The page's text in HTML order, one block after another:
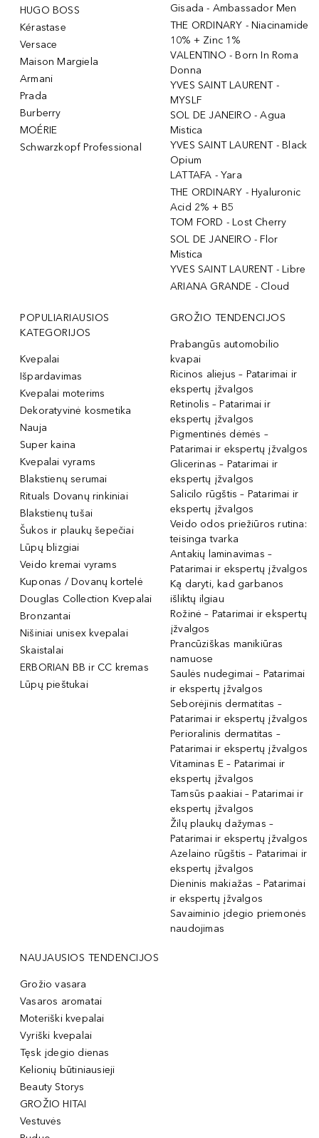
HUGO BOSS
Kérastase
Versace
Maison Margiela
Armani
Prada
Burberry
MOÉRIE
Schwarzkopf Professional
Gisada - Ambassador Men
THE ORDINARY - Niacinamide
10% + Zinc 1%
VALENTINO - Born In Roma
Donna
YVES SAINT LAURENT -
MYSLF
SOL DE JANEIRO - Agua
Mistica
YVES SAINT LAURENT - Black
Opium
LATTAFA - Yara
THE ORDINARY - Hyaluronic
Acid 2% + B5
TOM FORD - Lost Cherry
SOL DE JANEIRO - Flor
Mistica
YVES SAINT LAURENT - Libre
ARIANA GRANDE - Cloud
POPULIARIAUSIOS
KATEGORIJOS
Kvepalai
Išpardavimas
Kvepalai moterims
Dekoratyvinė kosmetika
Nauja
Super kaina
Kvepalai vyrams
Blakstienų serumai
Rituals Dovanų rinkiniai
Blakstienų tušai
Šukos ir plaukų šepečiai
Lūpų blizgiai
Veido kremai vyrams
Kuponas / Dovanų kortelė
Douglas Collection Kvepalai
Bronzantai
Nišiniai unisex kvepalai
Skaistalai
ERBORIAN BB ir CC kremas
Lūpų pieštukai
GROŽIO TENDENCIJOS
Prabangūs automobilio
kvapai
Ricinos aliejus – Patarimai ir
ekspertų įžvalgos
Retinolis – Patarimai ir
ekspertų įžvalgos
Pigmentinės dėmės –
Patarimai ir ekspertų įžvalgos
Glicerinas – Patarimai ir
ekspertų įžvalgos
Salicilo rūgštis – Patarimai ir
ekspertų įžvalgos
Veido odos priežiūros rutina:
teisinga tvarka
Antakių laminavimas –
Patarimai ir ekspertų įžvalgos
Ką daryti, kad garbanos
išliktų ilgiau
Rožinė – Patarimai ir ekspertų
įžvalgos
Prancūziškas manikiūras
namuose
Saulės nudegimai – Patarimai
ir ekspertų įžvalgos
Seborėjinis dermatitas –
Patarimai ir ekspertų įžvalgos
Perioralinis dermatitas –
Patarimai ir ekspertų įžvalgos
Vitaminas E – Patarimai ir
ekspertų įžvalgos
Tamsūs paakiai – Patarimai ir
ekspertų įžvalgos
Žilų plaukų dažymas –
Patarimai ir ekspertų įžvalgos
Azelaino rūgštis – Patarimai ir
ekspertų įžvalgos
Dieninis makiažas – Patarimai
ir ekspertų įžvalgos
Savaiminio įdegio priemonės
naudojimas
NAUJAUSIOS TENDENCIJOS
Grožio vasara
Vasaros aromatai
Moteriški kvepalai
Vyriški kvepalai
Tęsk įdegio dienas
Kelionių būtiniausieji
Beauty Storys
GROŽIO HITAI
Vestuvės